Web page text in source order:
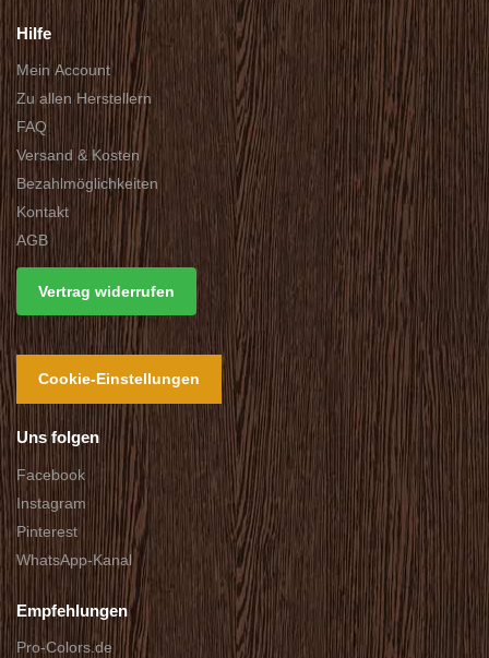
Hilfe
Mein Account
Zu allen Herstellern
FAQ
Versand & Kosten
Bezahlmöglichkeiten
Kontakt
AGB
Vertrag widerrufen
Cookie-Einstellungen
Uns folgen
Facebook
Instagram
Pinterest
WhatsApp-Kanal
Empfehlungen
Pro-Colors.de